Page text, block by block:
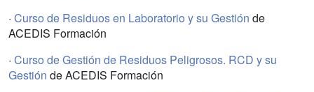
· Curso de Residuos en Laboratorio y su Gestión de
ACEDIS Formación
· Curso de Gestión de Residuos Peligrosos. RCD y su
Gestión de ACEDIS Formación